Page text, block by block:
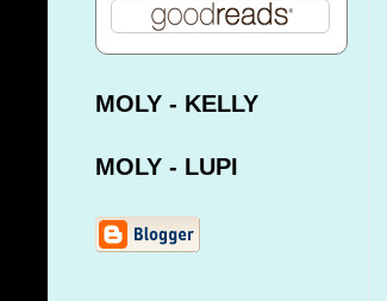
MOLY - KELLY
MOLY - LUPI